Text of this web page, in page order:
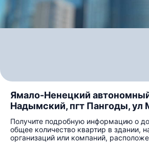
Ямало-Ненецкий
Надымский, пгт Пангоды, ул
Получите подробную информацию о
общее количество квартир в здании,
организаций или компаний,